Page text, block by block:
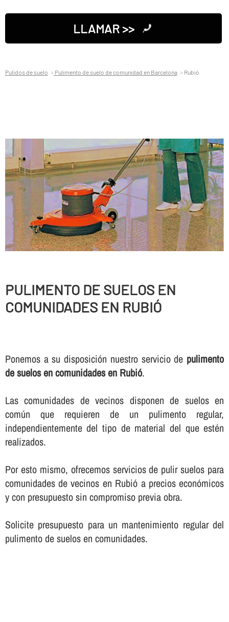
LLAMAR >>
Pulidos de suelo Pulimento de suelo de comunidad en Barcelona Rubió
PULIMENTO DE SUELOS EN
COMUNIDADES EN RUBIÓ
Ponemos a su disposición nuestro servicio de pulimento
de suelos en comunidades en Rubió.
Las comunidades de vecinos disponen de suelos en
común que requieren de un pulimento regular,
independientemente del tipo de material del que estén
realizados.
Por esto mismo, ofrecemos servicios de pulir suelos para
comunidades de vecinos en Rubió a precios económicos
y con presupuesto sin compromiso previa obra.
Solicite presupuesto para un mantenimiento regular del
pulimento de suelos en comunidades.